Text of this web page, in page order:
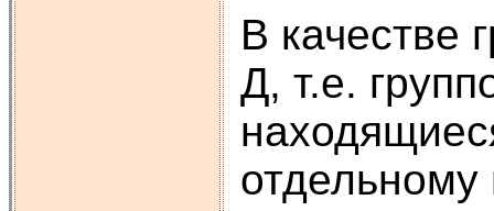
В качестве
Д, т.е.